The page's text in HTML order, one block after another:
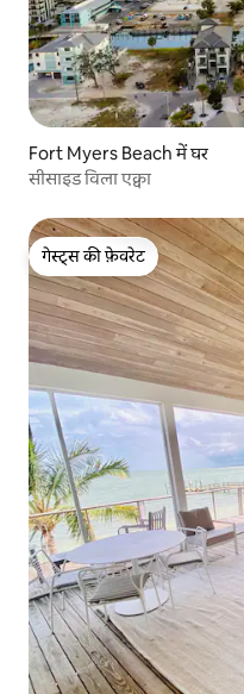
Fort Myers Beach में घर
सीसाइड विला एक्वा
गेस्ट्स की फ़ेवरेट
गेस्ट्स की फ़ेवरेट